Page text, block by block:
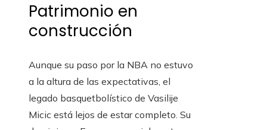
Patrimonio en
construcción
Aunque su paso por la NBA no estuvo
a la altura de las expectativas, el
legado basquetbolístico de Vasilije
Micic está lejos de estar completo. Su